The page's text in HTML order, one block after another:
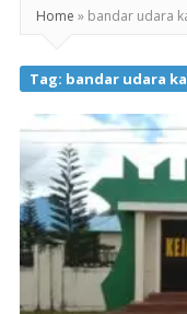
Home » bandar udara
Tag: bandar udara